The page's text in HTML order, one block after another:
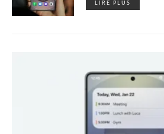
LIRE PLUS